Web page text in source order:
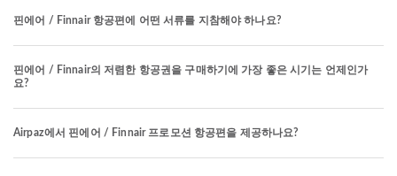
핀에어 / Finnair 항공편에 어떤 서류를 지참해야 하나요?
핀에어 / Finnair의 저렴한 항공권을 구매하기에 가장 좋은 시기는 언제인가
요?
Airpaz에서 핀에어 / Finnair 프로모션 항공편을 제공하나요?